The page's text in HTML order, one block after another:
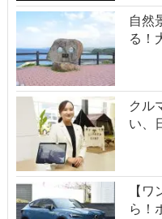
自然
る！
クル
い、
【
ら！